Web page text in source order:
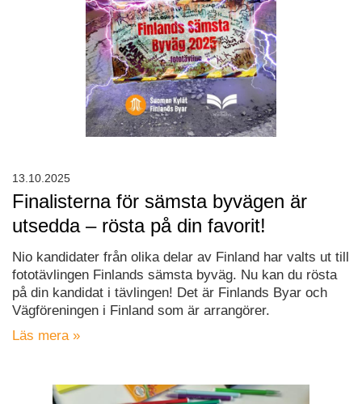
Finalisterna för sämsta byvägen är
utsedda – rösta på din favorit!
Nio kandidater från olika delar av Finland har valts ut till
fototävlingen Finlands sämsta byväg. Nu kan du rösta
på din kandidat i tävlingen! Det är Finlands Byar och
Vägföreningen i Finland som är arrangörer.
Läs mera »
13.10.2025